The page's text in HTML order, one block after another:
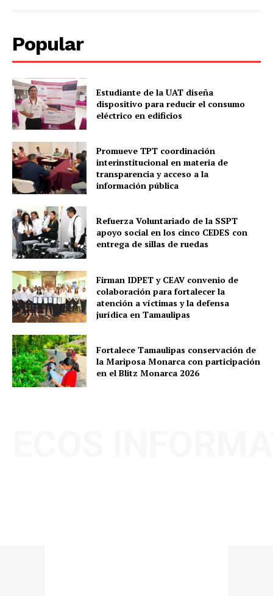
Popular
Estudiante de la UAT diseña
dispositivo para reducir el consumo
eléctrico en edificios
Promueve TPT coordinación
interinstitucional en materia de
transparencia y acceso a la
información pública
Refuerza Voluntariado de la SSPT
apoyo social en los cinco CEDES con
entrega de sillas de ruedas
Firman IDPET y CEAV convenio de
colaboración para fortalecer la
atención a víctimas y la defensa
jurídica en Tamaulipas
Fortalece Tamaulipas conservación de
la Mariposa Monarca con participación
en el Blitz Monarca 2026